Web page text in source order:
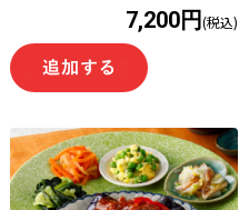
7,200円(税込)